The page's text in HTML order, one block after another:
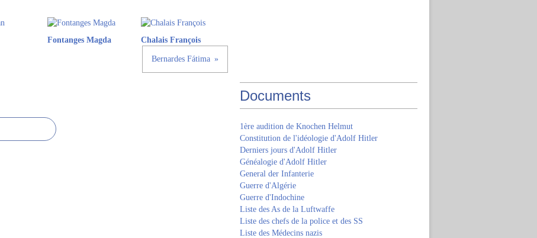
Fontanges Magda Chalais François
Bernardes Fátima
Documents
1ère audition de Knochen Helmut
Constitution de l'idéologie d'Adolf Hitler
Derniers jours d'Adolf Hitler
Généalogie d'Adolf Hitler
General der Infanterie
Guerre d'Algérie
Guerre d'Indochine
Liste des As de la Luftwaffe
Liste des chefs de la police et des SS
Liste des Médecins nazis